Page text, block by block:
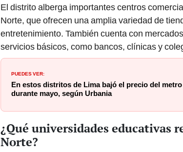
El distrito alberga importantes centros
Norte, que ofrecen una amplia variedad de
entretenimiento. También cuenta con
servicios básicos, como bancos, clínicas y
PUEDES VER:
En estos distritos de Lima bajó el precio del
durante mayo, según Urbania
¿Qué universidades educativas
Norte?